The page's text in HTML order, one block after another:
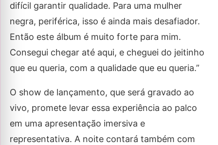
difícil garantir qualidade. Para uma mulher
negra, periférica, isso é ainda mais desafiador.
Então este álbum é muito forte para mim.
Consegui chegar até aqui, e cheguei do jeitinho
que eu queria, com a qualidade que eu queria.”
O show de lançamento, que será gravado ao
vivo, promete levar essa experiência ao palco
em uma apresentação imersiva e
representativa. A noite contará também com